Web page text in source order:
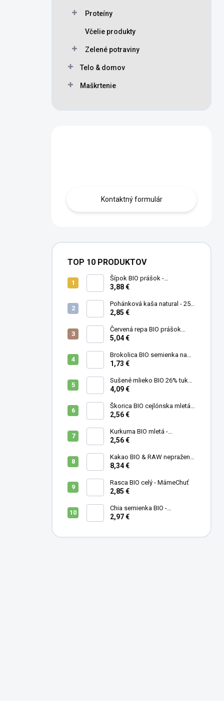
Proteíny
Včelie produkty
Zelené potraviny
Telo & domov
Maškrtenie
Kontaktný formulár
TOP 10 PRODUKTOV
Šípok BIO prášok -
MámeChuť
3,88 €
Pohánková kaša natural - 250
g
2,85 €
Červená repa BIO prášok
(cvikla) - MámeChuť
5,04 €
Brokolica BIO semienka na
klíčenie - 10 g
1,73 €
Sušené mlieko BIO 26% tuku -
MámeChuť
4,09 €
Škorica BIO cejlónska mletá -
MámeChuť
2,56 €
Kurkuma BIO mletá -
MámeChuť
2,56 €
Kakao BIO & RAW nepražené
- MámeChuť
8,34 €
Rasca BIO celý - MámeChuť
2,85 €
Chia semienka BIO -
MámeChuť
2,97 €